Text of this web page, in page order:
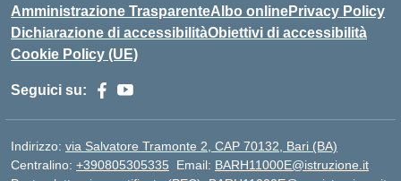
Amministrazione TrasparenteAlbo onlinePrivacy Policy
Dichiarazione di accessibilitàObiettivi di accessibilità
Cookie Policy (UE)
Seguici su:
Indirizzo: via Salvatore Tramonte 2, CAP 70132, Bari (BA)
Centralino: +390805305335 Email: BARH11000E@istruzione.it